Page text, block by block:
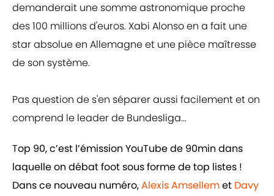
demanderait une somme astronomique proche
des 100 millions d'euros. Xabi Alonso en a fait une
star absolue en Allemagne et une pièce maîtresse
de son système.
Pas question de s'en séparer aussi facilement et on
comprend le leader de Bundesliga...
Top 90, c’est l’émission YouTube de 90min dans
laquelle on débat foot sous forme de top listes !
Dans ce nouveau numéro,Alexis Amsellemet Davy